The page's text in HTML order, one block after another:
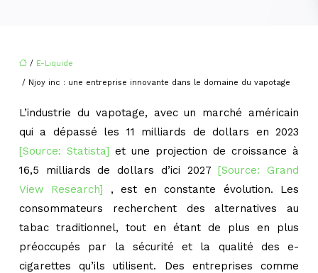
/ E-Liquide
/ Njoy inc : une entreprise innovante dans le domaine du vapotage
L’industrie du vapotage, avec un marché américain
qui a dépassé les 11 milliards de dollars en 2023
[Source: Statista] et une projection de croissance à
16,5 milliards de dollars d’ici 2027[Source: Grand
View Research] , est en constante évolution. Les
consommateurs recherchent des alternatives au
tabac traditionnel, tout en étant de plus en plus
préoccupés par la sécurité et la qualité des e-
cigarettes qu’ils utilisent. Des entreprises comme